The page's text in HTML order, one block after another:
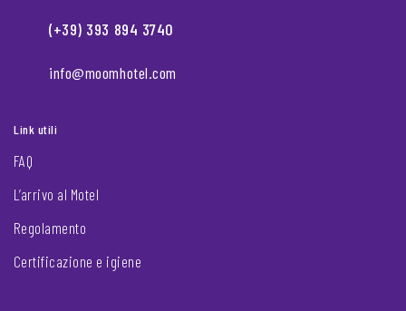
(+39) 393 894 3740
info@moomhotel.com
Link utili
FAQ
L’arrivo al Motel
Regolamento
Certificazione e igiene